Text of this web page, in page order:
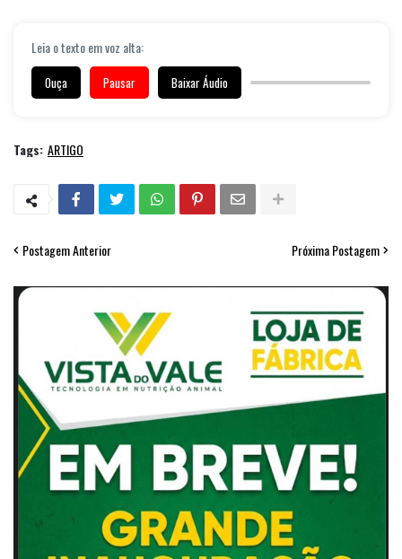
Leia o texto em voz alta:
Ouça Pausar Baixar Áudio
Tags: ARTIGO
Postagem Anterior Próxima Postagem